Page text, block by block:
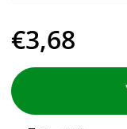
€3,68